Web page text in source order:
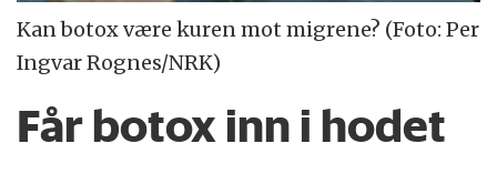
Kan botox være kuren mot migrene? (Foto: Per
Ingvar Rognes/NRK)
Får botox inn i hodet